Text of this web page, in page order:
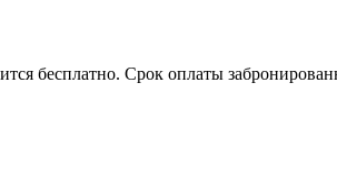
бесплатно. Срок оплаты